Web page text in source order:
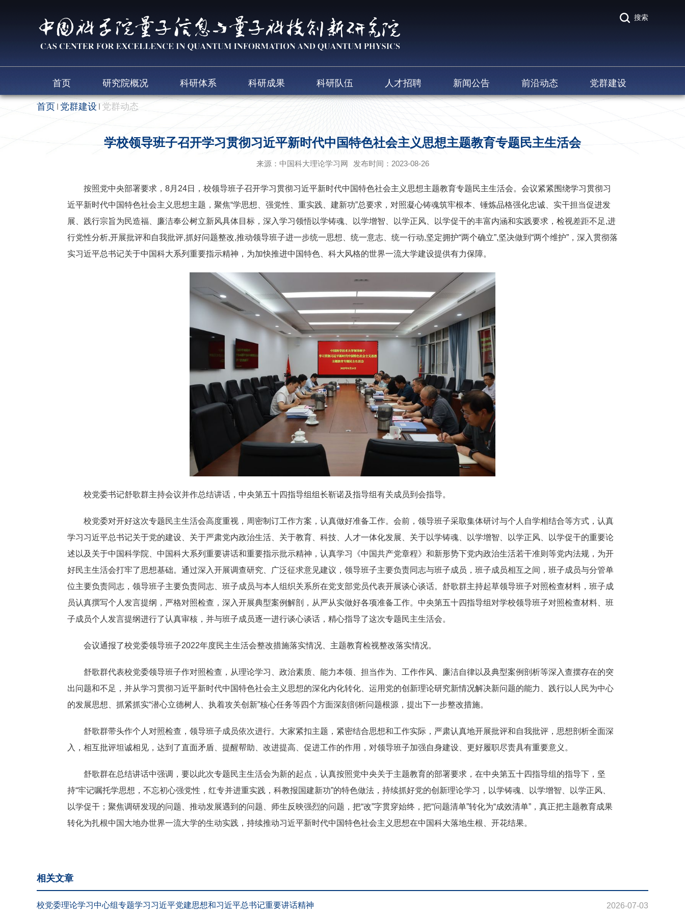
搜索
首页 研究院概况 科研体系 科研成果 科研队伍 人才招聘 新闻公告 前沿动态 党群建设
首页 党群建设 党群动态
学校领导班子召开学习贯彻习近平新时代中国特色社会主义思想主题教育专题民主生活会
来源：中国科大理论学习网 发布时间：2023-08-26
按照党中央部署要求，8月24日，校领导班子召开学习贯彻习近平新时代中国特色社会主义思想主题教育专题民主生活会。会议紧紧围绕学习贯彻习
近平新时代中国特色社会主义思想主题，聚焦“学思想、强党性、重实践、建新功”总要求，对照凝心铸魂筑牢根本、锤炼品格强化忠诚、实干担当促进发
展、践行宗旨为民造福、廉洁奉公树立新风具体目标，深入学习领悟以学铸魂、以学增智、以学正风、以学促干的丰富内涵和实践要求，检视差距不足,进
行党性分析,开展批评和自我批评,抓好问题整改,推动领导班子进一步统一思想、统一意志、统一行动,坚定拥护“两个确立”,坚决做到“两个维护”，深入贯彻落
实习近平总书记关于中国科大系列重要指示精神，为加快推进中国特色、科大风格的世界一流大学建设提供有力保障。
校党委书记舒歌群主持会议并作总结讲话，中央第五十四指导组组长靳诺及指导组有关成员到会指导。
校党委对开好这次专题民主生活会高度重视，周密制订工作方案，认真做好准备工作。会前，领导班子采取集体研讨与个人自学相结合等方式，认真
学习习近平总书记关于党的建设、关于严肃党内政治生活、关于教育、科技、人才一体化发展、关于以学铸魂、以学增智、以学正风、以学促干的重要论
述以及关于中国科学院、中国科大系列重要讲话和重要指示批示精神，认真学习《中国共产党章程》和新形势下党内政治生活若干准则等党内法规，为开
好民主生活会打牢了思想基础。通过深入开展调查研究、广泛征求意见建议，领导班子主要负责同志与班子成员，班子成员相互之间，班子成员与分管单
位主要负责同志，领导班子主要负责同志、班子成员与本人组织关系所在党支部党员代表开展谈心谈话。舒歌群主持起草领导班子对照检查材料，班子成
员认真撰写个人发言提纲，严格对照检查，深入开展典型案例解剖，从严从实做好各项准备工作。中央第五十四指导组对学校领导班子对照检查材料、班
子成员个人发言提纲进行了认真审核，并与班子成员逐一进行谈心谈话，精心指导了这次专题民主生活会。
会议通报了校党委领导班子2022年度民主生活会整改措施落实情况、主题教育检视整改落实情况。
舒歌群代表校党委领导班子作对照检查，从理论学习、政治素质、能力本领、担当作为、工作作风、廉洁自律以及典型案例剖析等深入查摆存在的突
出问题和不足，并从学习贯彻习近平新时代中国特色社会主义思想的深化内化转化、运用党的创新理论研究新情况解决新问题的能力、践行以人民为中心
的发展思想、抓紧抓实“潜心立德树人、执着攻关创新”核心任务等四个方面深刻剖析问题根源，提出下一步整改措施。
舒歌群带头作个人对照检查，领导班子成员依次进行。大家紧扣主题，紧密结合思想和工作实际，严肃认真地开展批评和自我批评，思想剖析全面深
入，相互批评坦诚相见，达到了直面矛盾、提醒帮助、改进提高、促进工作的作用，对领导班子加强自身建设、更好履职尽责具有重要意义。
舒歌群在总结讲话中强调，要以此次专题民主生活会为新的起点，认真按照党中央关于主题教育的部署要求，在中央第五十四指导组的指导下，坚
持“牢记嘱托学思想，不忘初心强党性，红专并进重实践，科教报国建新功”的特色做法，持续抓好党的创新理论学习，以学铸魂、以学增智、以学正风、
以学促干；聚焦调研发现的问题、推动发展遇到的问题、师生反映强烈的问题，把“改”字贯穿始终，把“问题清单”转化为“成效清单”，真正把主题教育成果
转化为扎根中国大地办世界一流大学的生动实践，持续推动习近平新时代中国特色社会主义思想在中国科大落地生根、开花结果。
相关文章
校党委理论学习中心组专题学习习近平党建思想和习近平总书记重要讲话精神 2026-07-03